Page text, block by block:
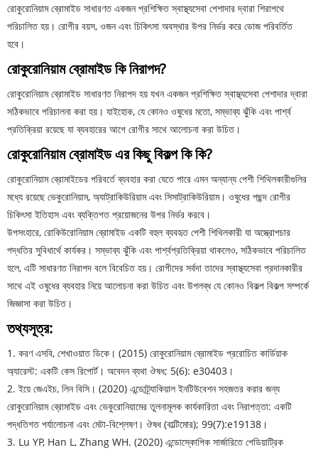
রোকুরোনিয়াম ব্রোমাইড সাধারণত একজন প্রশিক্ষিত স্বাস্থ্যসেবা পেশাদার দ্বারা শিরাপথে
পরিচালিত হয়। রোগীর বয়স, ওজন এবং চিকিৎসা অবস্থার উপর নির্ভর করে ডোজ পরিবর্তিত
হবে।
রোকুরোনিয়াম ব্রোমাইড কি নিরাপদ?
রোকুরোনিয়াম ব্রোমাইড সাধারণত নিরাপদ হয় যখন একজন প্রশিক্ষিত স্বাস্থ্যসেবা পেশাদার দ্বারা
সঠিকভাবে পরিচালনা করা হয়। যাইহোক, যে কোনও ওষুধের মতো, সম্ভাব্য ঝুঁকি এবং পার্শ্ব
প্রতিক্রিয়া রয়েছে যা ব্যবহারের আগে রোগীর সাথে আলোচনা করা উচিত।
রোকুরোনিয়াম ব্রোমাইড এর কিছু বিকল্প কি কি?
রোকুরোনিয়াম ব্রোমাইডের পরিবর্তে ব্যবহার করা যেতে পারে এমন অন্যান্য পেশী শিথিলকারীগুলির
মধ্যে রয়েছে ভেকুরোনিয়াম, অ্যাট্রাকিউরিয়াম এবং সিসাট্রাকিউরিয়াম। ওষুধের পছন্দ রোগীর
চিকিৎসা ইতিহাস এবং ব্যক্তিগত প্রয়োজনের উপর নির্ভর করবে।
উপসংহারে, রোকিউরোনিয়াম ব্রোমাইড একটি বহুল ব্যবহৃত পেশী শিথিলকারী যা অস্ত্রোপচার
পদ্ধতির সুবিধার্থে কার্যকর। সম্ভাব্য ঝুঁকি এবং পার্শ্বপ্রতিক্রিয়া থাকলেও, সঠিকভাবে পরিচালিত
হলে, এটি সাধারণত নিরাপদ বলে বিবেচিত হয়। রোগীদের সর্বদা তাদের স্বাস্থ্যসেবা প্রদানকারীর
সাথে এই ওষুধের ব্যবহার নিয়ে আলোচনা করা উচিত এবং উপলব্ধ যে কোনও বিকল্প বিকল্প সম্পর্কে
জিজ্ঞাসা করা উচিত।
তথ্যসূত্র:
1. করণ এসবি, শেখাওয়াত ডিকে। (2015) রোকুরোনিয়াম ব্রোমাইড প্ররোচিত কার্ডিয়াক
অ্যারেস্ট: একটি কেস রিপোর্ট। অবেদন ব্যথা ঔষধ; 5(6): e30403।
2. ইয়ে জেএইচ, লিন বিসি। (2020) এন্ডোট্র্যাকিয়াল ইনটিউবেশন সহজতর করার জন্য
রোকুরোনিয়াম ব্রোমাইড এবং ভেকুরোনিয়ামের তুলনামূলক কার্যকারিতা এবং নিরাপত্তা: একটি
পদ্ধতিগত পর্যালোচনা এবং মেটা-বিশ্লেষণ। ঔষধ (বাল্টিমোর); 99(7):e19138।
3. Lu YP, Han L, Zhang WH. (2020) এন্ডোস্কোপিক সার্জারিতে পেডিয়াট্রিক